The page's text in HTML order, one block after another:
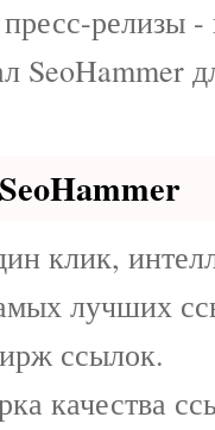
релизы -
SeoHammer
клик,
лучших
ссылок.
качества